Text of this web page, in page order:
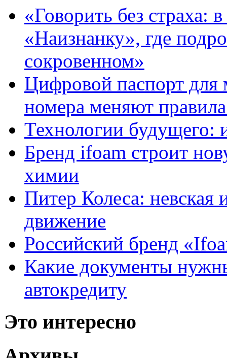
«Говорить без страха:
«Наизнанку», где
сокровенном»
Цифровой паспорт для
номера меняют
Технологии будущего:
Бренд ifoam строит
химии
Питер Колеса: невская
движение
Российский бренд
Какие документы
автокредиту
Это интересно